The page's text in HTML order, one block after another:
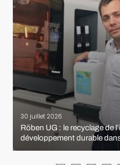
30 juillet 2026
Röben UG : le recyclage de
développement durable